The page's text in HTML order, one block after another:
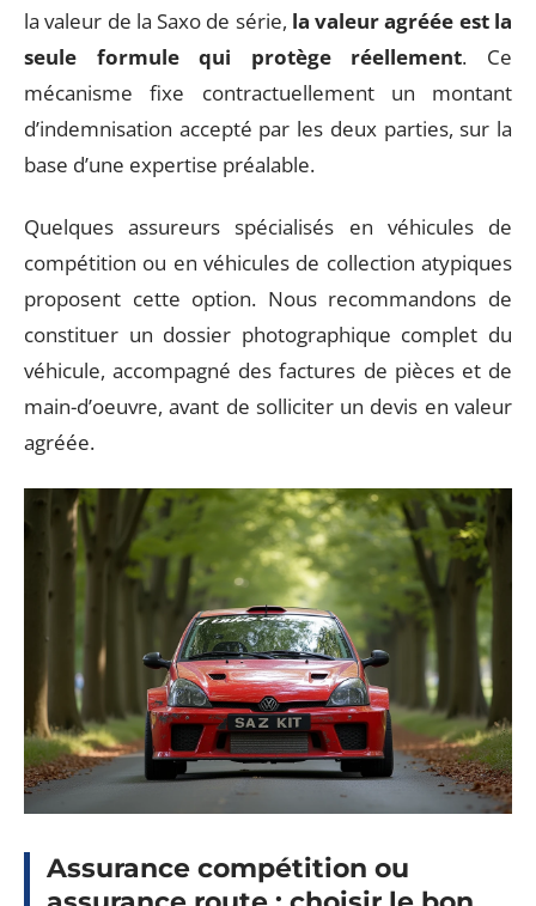
la valeur de la Saxo de série, la valeur agréée est la
seule formule qui protège réellement. Ce
mécanisme fixe contractuellement un montant
d’indemnisation accepté par les deux parties, sur la
base d’une expertise préalable.
Quelques assureurs spécialisés en véhicules de
compétition ou en véhicules de collection atypiques
proposent cette option. Nous recommandons de
constituer un dossier photographique complet du
véhicule, accompagné des factures de pièces et de
main-d’oeuvre, avant de solliciter un devis en valeur
agréée.
Assurance compétition ou